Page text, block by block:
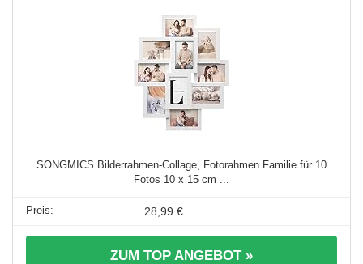
SONGMICS Bilderrahmen-Collage, Fotorahmen Familie für 10
Fotos 10 x 15 cm ...
28,99 €
ZUM TOP ANGEBOT »